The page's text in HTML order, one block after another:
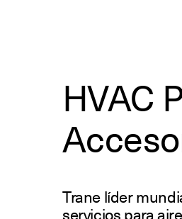
HVAC
Trane líder
servicios para